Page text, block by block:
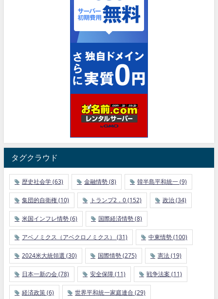
タグクラウド
歴史社会学(63) 金融情勢(8) 韓半島平和統一(9)
集団的自衛権(10) トランプ2．0(152) 政治(34)
米国インフレ情勢(6) 国際経済情勢(8)
アベノミクス（アベクロノミクス） (31) 中東情勢(100)
2024米大統領選 (30) 国際情勢(275) 憲法(19)
日本一新の会(78) 安全保障(11) 戦争法案 (11)
経済政策(6) 世界平和統一家庭連合 (29)